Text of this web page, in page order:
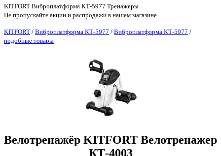
KITFORT Виброплатформа КТ-5977 Тренажеры
Не пропускайте акции и распродажи в нашем магазине.
KITFORT / Виброплатформа КТ-5977 / Виброплатформа КТ-5977 /
подобные товары
Велотренажёр KITFORT Велотренажер
КТ-4003